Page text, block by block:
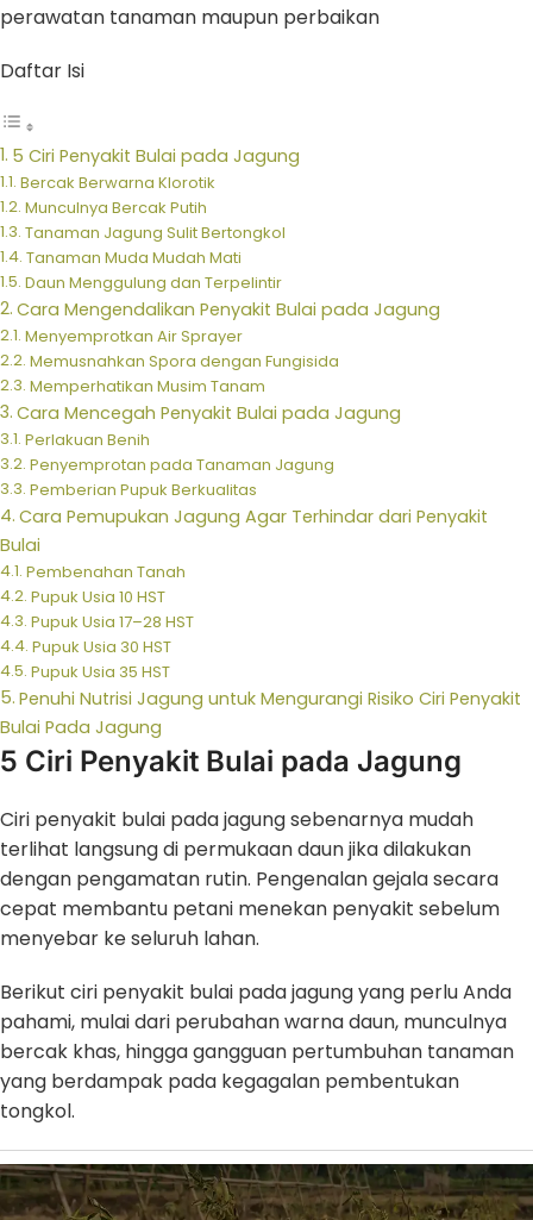
perawatan tanaman maupun perbaikan
Daftar Isi
5 Ciri Penyakit Bulai pada Jagung
Bercak Berwarna Klorotik
Munculnya Bercak Putih
Tanaman Jagung Sulit Bertongkol
Tanaman Muda Mudah Mati
Daun Menggulung dan Terpelintir
Cara Mengendalikan Penyakit Bulai pada Jagung
Menyemprotkan Air Sprayer
Memusnahkan Spora dengan Fungisida
Memperhatikan Musim Tanam
Cara Mencegah Penyakit Bulai pada Jagung
Perlakuan Benih
Penyemprotan pada Tanaman Jagung
Pemberian Pupuk Berkualitas
Cara Pemupukan Jagung Agar Terhindar dari Penyakit
Bulai
Pembenahan Tanah
Pupuk Usia 10 HST
Pupuk Usia 17–28 HST
Pupuk Usia 30 HST
Pupuk Usia 35 HST
Penuhi Nutrisi Jagung untuk Mengurangi Risiko Ciri Penyakit
Bulai Pada Jagung
5 Ciri Penyakit Bulai pada Jagung
Ciri penyakit bulai pada jagung sebenarnya mudah
terlihat langsung di permukaan daun jika dilakukan
dengan pengamatan rutin. Pengenalan gejala secara
cepat membantu petani menekan penyakit sebelum
menyebar ke seluruh lahan.
Berikut ciri penyakit bulai pada jagung yang perlu Anda
pahami, mulai dari perubahan warna daun, munculnya
bercak khas, hingga gangguan pertumbuhan tanaman
yang berdampak pada kegagalan pembentukan
tongkol.